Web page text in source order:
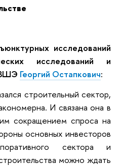
исследований
исследований и
Георгий Остапкович:
строительный сектор,
И связана она в
сокращением спроса на
основных инвесторов
сектора и
можно ждать